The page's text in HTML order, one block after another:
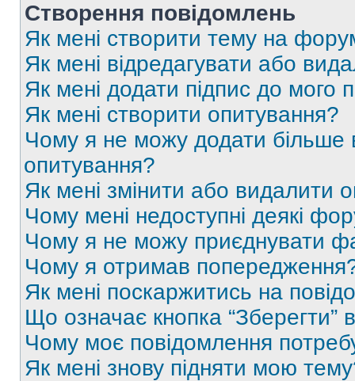
Створення повідомлень
Як мені створити тему на
Як мені відредагувати або
Як мені додати підпис до мого
Як мені створити опитування?
Чому я не можу додати більше
опитування?
Як мені змінити або видалити
Чому мені недоступні деякі
Чому я не можу приєднувати
Чому я отримав
Як мені поскаржитись на
Що означає кнопка
Чому моє повідомлення
Як мені знову підняти мою